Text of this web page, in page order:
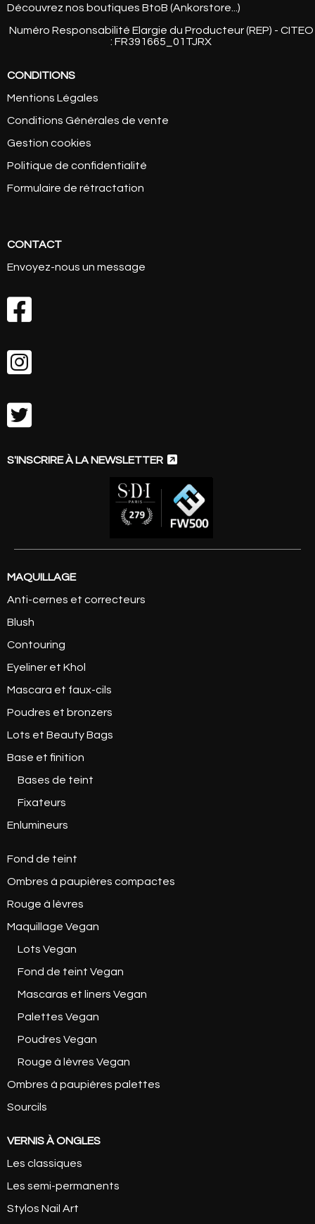
Découvrez nos boutiques BtoB (Ankorstore...)
Numéro Responsabilité Elargie du Producteur (REP) - CITEO
: FR391665_01TJRX
CONDITIONS
Mentions Légales
Conditions Générales de vente
Gestion cookies
Politique de confidentialité
Formulaire de rétractation
CONTACT
Envoyez-nous un message



S'INSCRIRE À LA NEWSLETTER 
MAQUILLAGE
Anti-cernes et correcteurs
Blush
Contouring
Eyeliner et Khol
Mascara et faux-cils
Poudres et bronzers
Lots et Beauty Bags
Base et finition
Bases de teint
Fixateurs
Enlumineurs
Fond de teint
Ombres à paupières compactes
Rouge à lèvres
Maquillage Vegan
Lots Vegan
Fond de teint Vegan
Mascaras et liners Vegan
Palettes Vegan
Poudres Vegan
Rouge à lèvres Vegan
Ombres à paupières palettes
Sourcils
VERNIS À ONGLES
Les classiques
Les semi-permanents
Stylos Nail Art